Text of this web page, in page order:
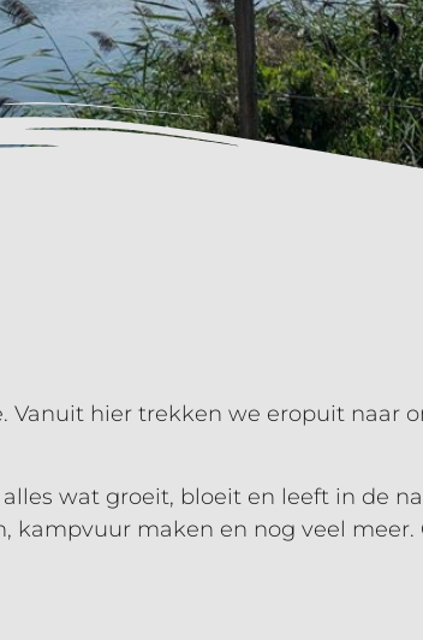
Vanuit hier trekken we eropuit naar
wat groeit, bloeit en leeft in de
maken en nog veel